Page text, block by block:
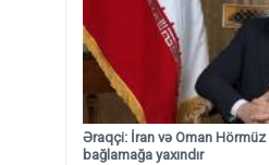
Əraqçi: İran və Oman
bağlamağa yaxındır